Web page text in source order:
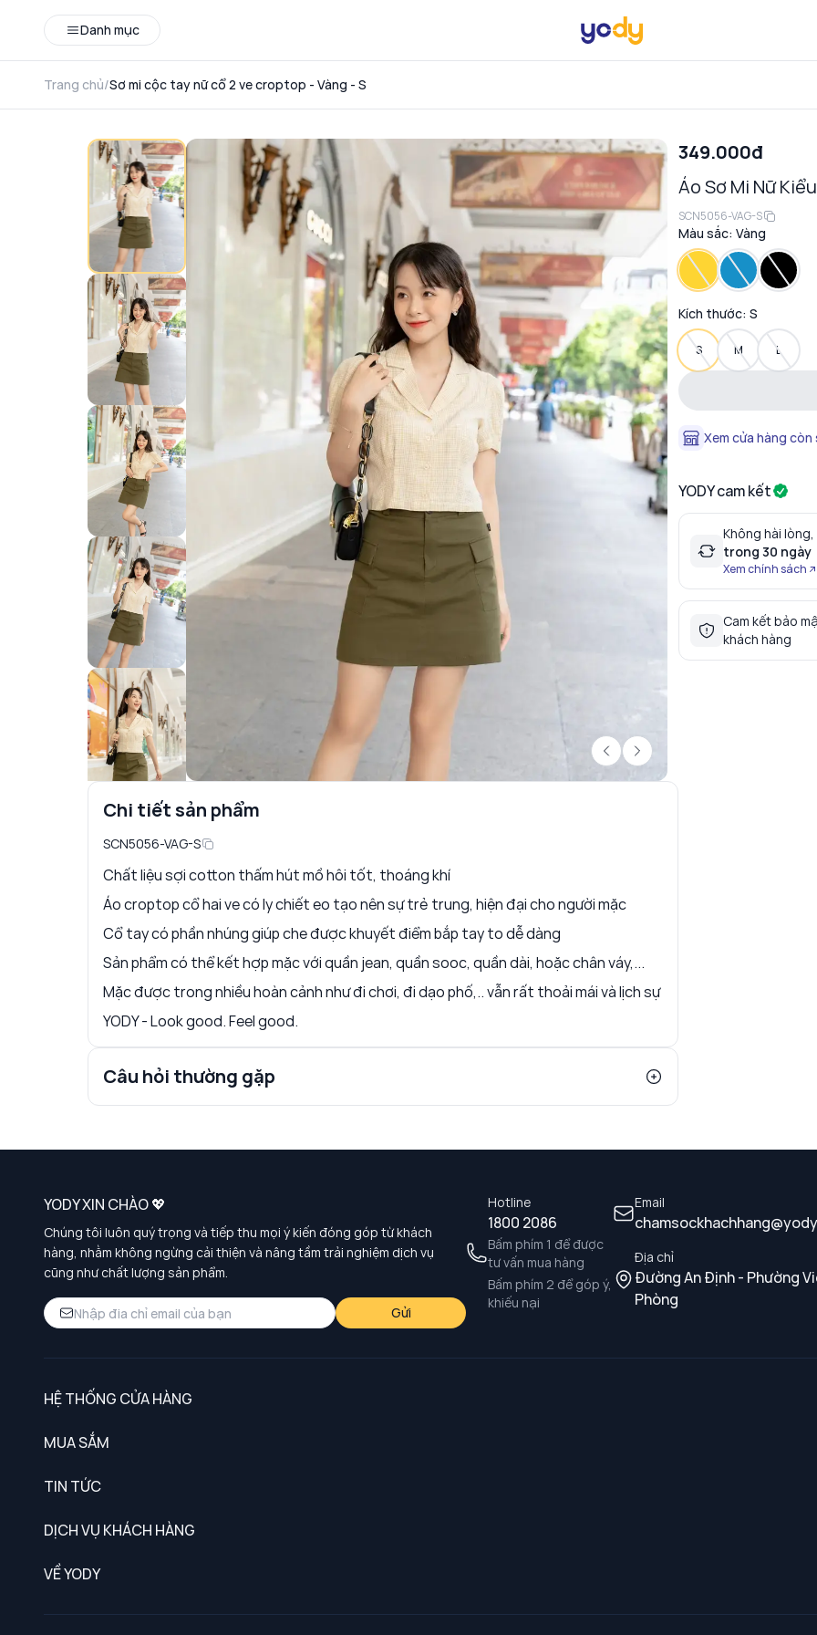
Danh mục
Trang chủ/Sơ mi cộc tay nữ cổ 2 ve croptop - Vàng - S
Chi tiết sản phẩm
SCN5056-VAG-S
Chất liệu sợi cotton thấm hút mồ hôi tốt, thoáng khí
Áo croptop cổ hai ve có ly chiết eo tạo nên sự trẻ trung, hiện đại cho người mặc
Cổ tay có phần nhúng giúp che được khuyết điểm bắp tay to dễ dàng
Sản phẩm có thể kết hợp mặc với quần jean, quần sooc, quần dài, hoặc chân váy,...
Mặc được trong nhiều hoàn cảnh như đi chơi, đi dạo phố,.. vẫn rất thoải mái và lịch sự
YODY - Look good. Feel good.
Câu hỏi thường gặp
349.000đ
Áo Sơ Mi Nữ
SCN5056-VAG-S
Màu sắc: Vàng
Kích thước: S
S M L
Xem cửa hàng còn
YODY cam kết
Không hài lòng,
trong 30 ngày
Xem chính sách
Cam kết bảo
khách hàng
Hotline
1800 2086
Bấm phím 1 để được
tư vấn mua hàng
Bấm phím 2 để góp ý,
khiếu nại
Email
Địa chỉ
Đường An Định - Phường
Phòng
YODY XIN CHÀO 💖
Chúng tôi luôn quý trọng và tiếp thu mọi ý kiến đóng góp từ khách
hàng, nhằm không ngừng cải thiện và nâng tầm trải nghiệm dịch vụ
cũng như chất lượng sản phẩm.
Gửi
HỆ THỐNG CỬA HÀNG
MUA SẮM
TIN TỨC
DỊCH VỤ KHÁCH HÀNG
Chính sách khách hàng thân thiết
VỀ YODY